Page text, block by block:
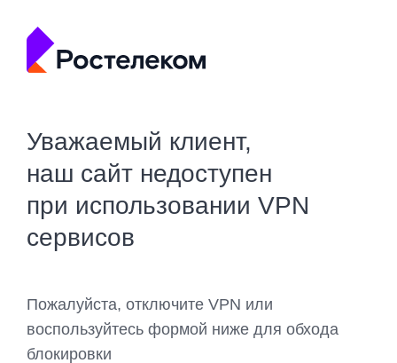
Уважаемый клиент,
наш сайт недоступен
при использовании VPN
сервисов
Пожалуйста, отключите VPN или
воспользуйтесь формой ниже для обхода
блокировки